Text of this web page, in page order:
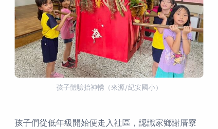
孩子體驗抬神轎（來源/紀安國小）
孩子們從低年級開始便走入社區，認識家鄉謝厝寮